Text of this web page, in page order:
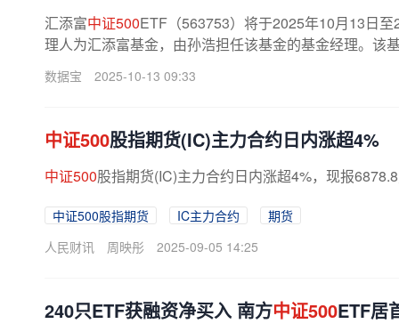
汇添富中证500ETF（563753）将于2025年10月13日
理人为汇添富基金，由孙浩担任该基金的基金经理。该
数据宝 2025-10-13 09:33
中证500股指期货(IC)主力合约日内涨超4%
中证500股指期货(IC)主力合约日内涨超4%，现报
中证500股指期货 IC主力合约
期货
人民财讯
周映彤 2025-09-05 14:25
240只ETF获融资净买入 南方中证500ETF居